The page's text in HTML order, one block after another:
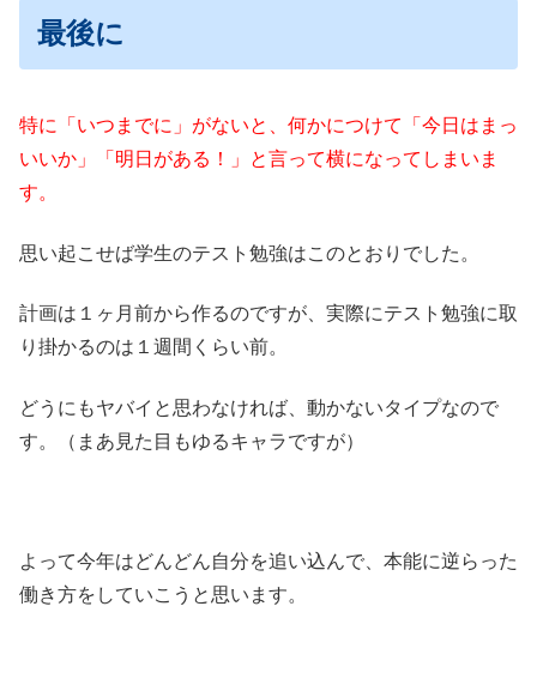
最後に
特に「いつまでに」がないと、 何かにつけて「今日はまっ
いいか」「明日がある！」
と言って横になってしまいま
す。
思い起こせば学生のテスト勉強はこのとおりでした。
計画は１ヶ月前から作るのですが、実際にテスト勉強に取
り掛かるのは１週間くらい前。
どうにもヤバイと思わなければ、動かないタイプなので
す。（まあ見た目もゆるキャラですが）
よって今年はどんどん自分を追い込んで、本能に逆らった
働き方をしていこうと思います。